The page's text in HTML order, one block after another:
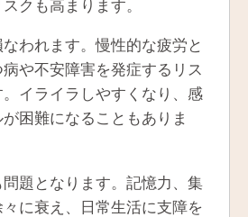
クも高まります。
われます。慢性的な疲労と
や不安障害を発症するリス
イライラしやすくなり、感
困難になることもありま
題となります。記憶力、集
に衰え、日常生活に支障を